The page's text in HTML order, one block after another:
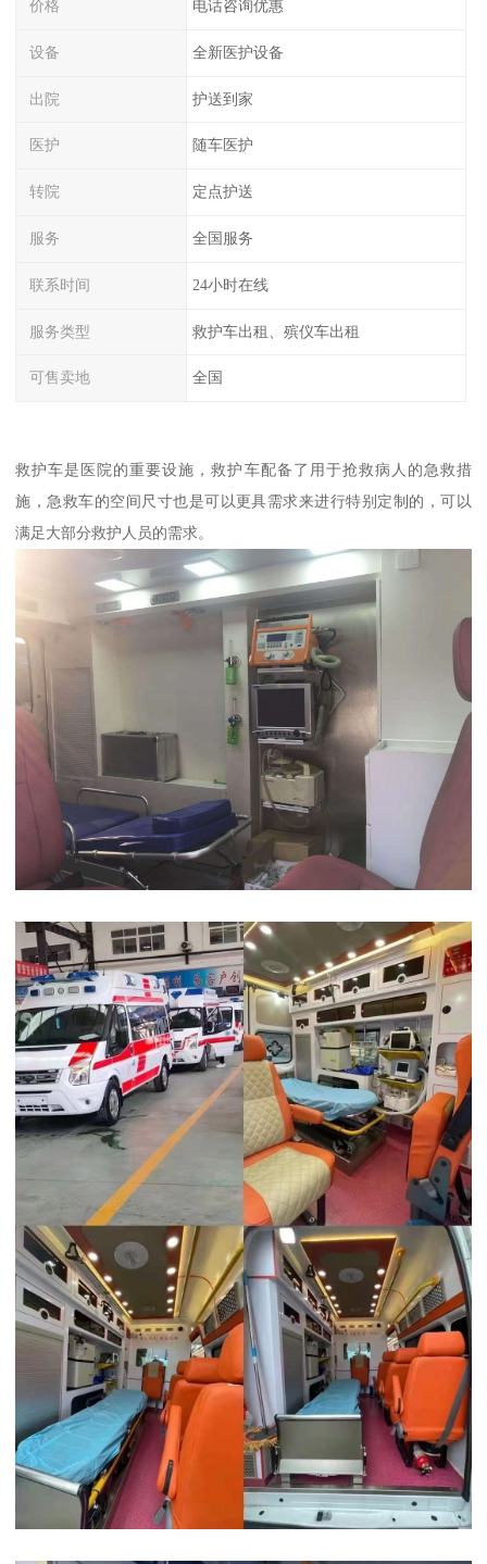
价格 电话咨询优惠
设备 全新医护设备
出院 护送到家
医护 随车医护
转院 定点护送
服务 全国服务
联系时间 24小时在线
服务类型 救护车出租、殡仪车出租
可售卖地 全国
救护车是医院的重要设施，救护车配备了用于抢救病人的急救措
施，急救车的空间尺寸也是可以更具需求来进行特别定制的，可以
满足大部分救护人员的需求。